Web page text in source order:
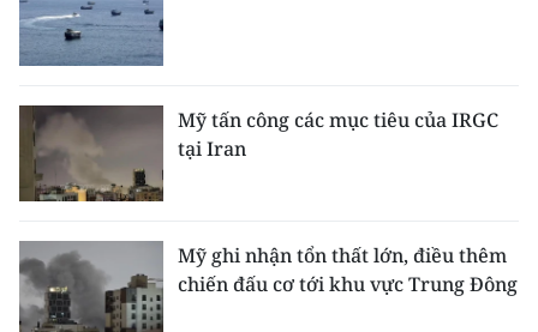
Mỹ tấn công các mục tiêu của IRGC
tại Iran
Mỹ ghi nhận tổn thất lớn, điều thêm
chiến đấu cơ tới khu vực Trung Đông